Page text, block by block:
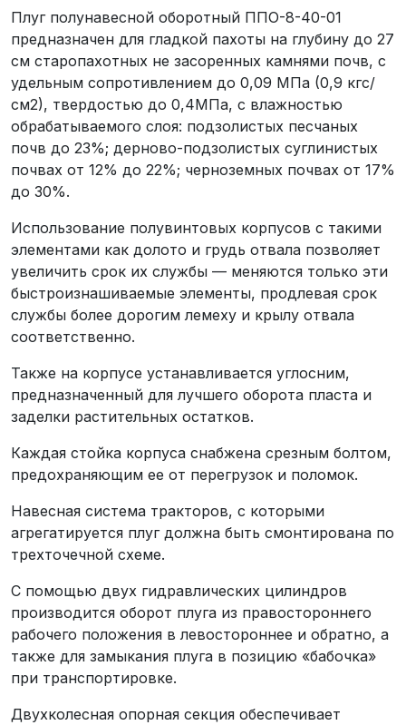
Плуг полунавесной оборотный ППО-8-40-01
предназначен для гладкой пахоты на глубину до 27
см старопахотных не засоренных камнями почв, с
удельным сопротивлением до 0,09 МПа (0,9 кгс/
см2), твердостью до 0,4МПа, с влажностью
обрабатываемого слоя: подзолистых песчаных
почв до 23%; дерново-подзолистых суглинистых
почвах от 12% до 22%; черноземных почвах от 17%
до 30%.
Использование полувинтовых корпусов с такими
элементами как долото и грудь отвала позволяет
увеличить срок их службы — меняются только эти
быстроизнашиваемые элементы, продлевая срок
службы более дорогим лемеху и крылу отвала
соответственно.
Также на корпусе устанавливается углосним,
предназначенный для лучшего оборота пласта и
заделки растительных остатков.
Каждая стойка корпуса снабжена срезным болтом,
предохраняющим ее от перегрузок и поломок.
Навесная система тракторов, с которыми
агрегатируется плуг должна быть смонтирована по
трехточечной схеме.
С помощью двух гидравлических цилиндров
производится оборот плуга из правостороннего
рабочего положения в левостороннее и обратно, а
также для замыкания плуга в позицию «бабочка»
при транспортировке.
Двухколесная опорная секция обеспечивает